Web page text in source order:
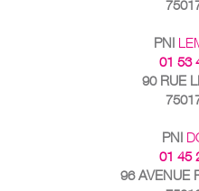
PNI
01 53
90 RUE
PNI
01 45
96 AVENUE